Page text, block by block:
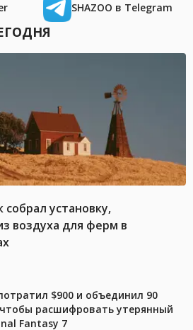
SHAZOO в Telegram
установку,
воздуха для ферм в
$900 и объединил 90
расшифровать утерянный
Fantasy 7